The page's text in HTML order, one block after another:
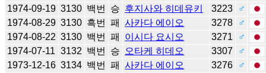
1974-09-19 3130 백번 승 후지사와 히데유키 3223
♂
1974-08-29 3130 흑번 패 사카다 에이오 3278
♂
1974-08-22 3130 백번 패 이시다 요시오 3271
♂
1974-07-11 3132 백번 승 오타케 히데오 3307
♂
1973-12-16 3134 백번 패 사카다 에이오 3276
♂